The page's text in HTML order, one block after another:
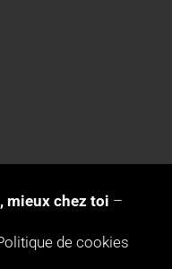
mieux chez toi –
de cookies